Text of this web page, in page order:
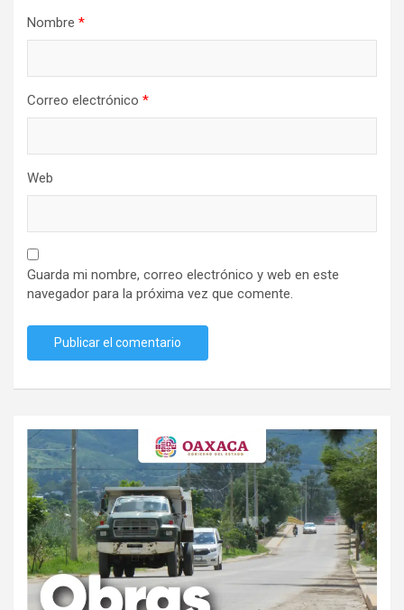
Nombre *
Correo electrónico *
Web
Guarda mi nombre, correo electrónico y web en este
navegador para la próxima vez que comente.